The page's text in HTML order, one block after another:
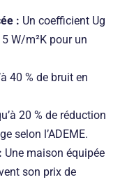
: Un coefficient Ug
W/m²K pour un
40 % de bruit en
20 % de réduction
selon l’ADEME.
Une maison équipée
son prix de